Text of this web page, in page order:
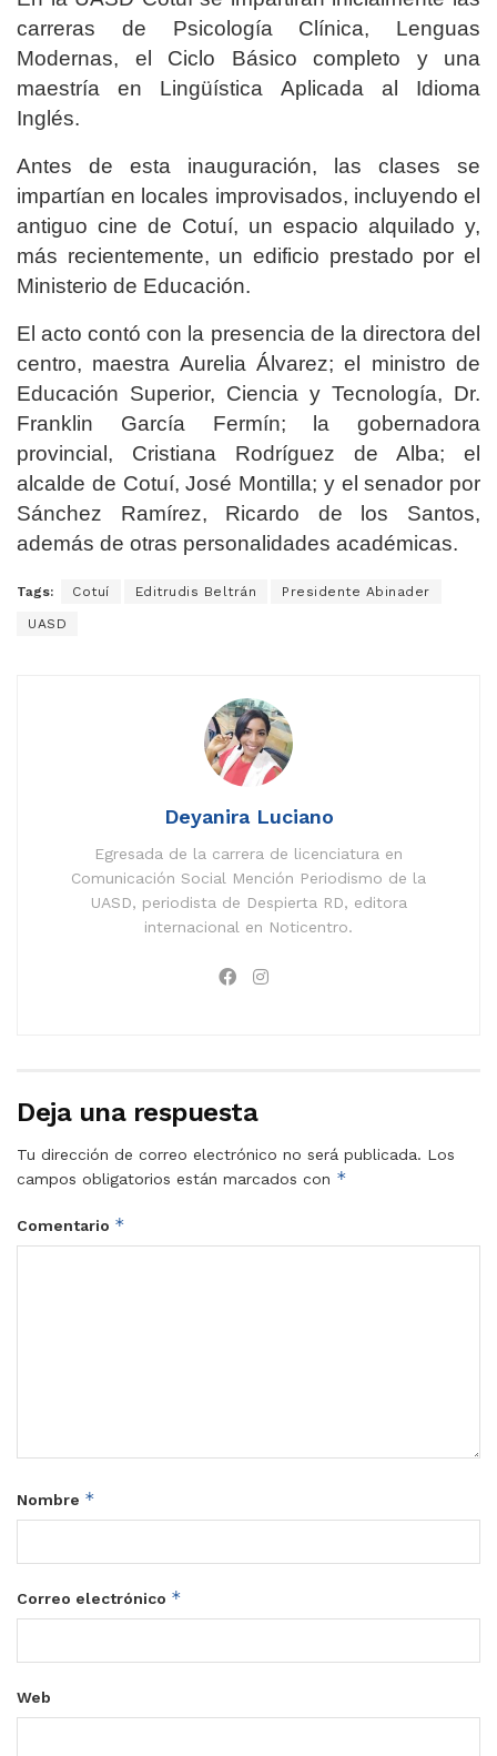
carreras de Psicología Clínica, Lenguas
Modernas, el Ciclo Básico completo y una
maestría en Lingüística Aplicada al Idioma
Inglés.
Antes de esta inauguración, las clases se
impartían en locales improvisados, incluyendo el
antiguo cine de Cotuí, un espacio alquilado y,
más recientemente, un edificio prestado por el
Ministerio de Educación.
El acto contó con la presencia de la directora del
centro, maestra Aurelia Álvarez; el ministro de
Educación Superior, Ciencia y Tecnología, Dr.
Franklin García Fermín; la gobernadora
provincial, Cristiana Rodríguez de Alba; el
alcalde de Cotuí, José Montilla; y el senador por
Sánchez Ramírez, Ricardo de los Santos,
además de otras personalidades académicas.
Tags: Cotuí Editrudis Beltrán Presidente Abinader
UASD
Deyanira Luciano
Egresada de la carrera de licenciatura en
Comunicación Social Mención Periodismo de la
UASD, periodista de Despierta RD, editora
internacional en Noticentro.
Deja una respuesta
Tu dirección de correo electrónico no será publicada. Los
campos obligatorios están marcados con *
Comentario *
Nombre *
Correo electrónico *
Web